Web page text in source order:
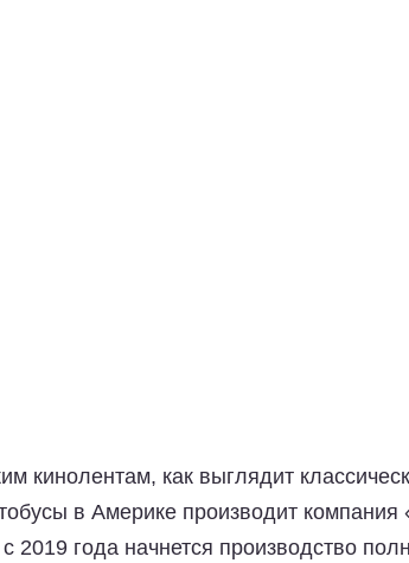
кинолентам, как выглядит
в Америке производит компания
2019 года начнется производство